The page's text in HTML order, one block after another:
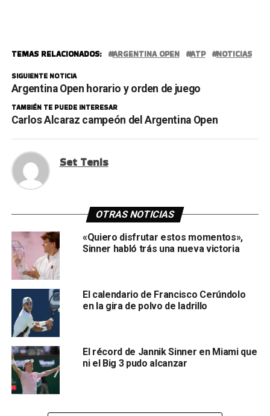
TEMAS RELACIONADOS: ARGENTINA OPEN ATP NOTICIAS
SIGUIENTE NOTICIA
Argentina Open horario y orden de juego
TAMBIÉN TE PUEDE INTERESAR
Carlos Alcaraz campeón del Argentina Open
Set Tenis
OTRAS NOTICIAS
«Quiero disfrutar estos momentos»,
Sinner habló trás una nueva victoria
El calendario de Francisco Cerúndolo
en la gira de polvo de ladrillo
El récord de Jannik Sinner en Miami que
ni el Big 3 pudo alcanzar